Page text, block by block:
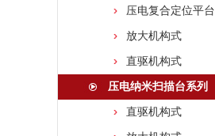
压电复合定位平台
放大机构式
直驱机构式
压电纳米扫描台系列
直驱机构式